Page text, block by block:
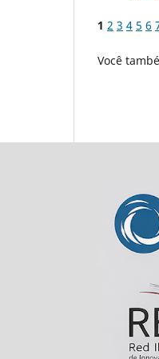
1 2 3 4 5 6
Você